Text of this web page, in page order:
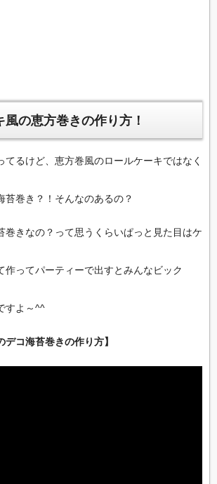
風の恵方巻きの作り方！
てるけど、恵方巻風のロールケーキではなく
苔巻き？！そんなのあるの？
巻きなの？って思うくらいぱっと見た目はケ
作ってパーティーで出すとみんなビック
すよ～^^
デコ海苔巻きの作り方】